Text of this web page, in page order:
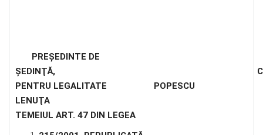
PREŞEDINTE DE
ŞEDINŢĂ,
PENTRU LEGALITATE POPESCU
LENUŢA
TEMEIUL ART. 47 DIN LEGEA